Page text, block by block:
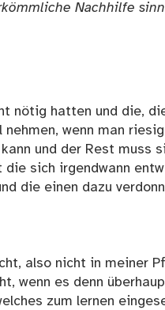
Nachhilfe
nötig hatten und die,
wenn man
und der Rest muss
die sich irgendwann
die einen dazu
also nicht in meiner
wenn es denn
zum lernen